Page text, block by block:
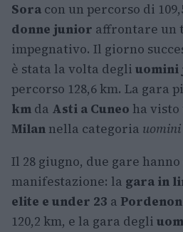
Sora con un percorso di
donne junior affrontare un
impegnativo. Il giorno
è stata la volta degli
percorso 128,6 km. La gara
km da Asti a Cuneo ha
Milan nella categoria uomini
Il 28 giugno, due gare
manifestazione: la gara in
elite e under 23 a
120,2 km, e la gara degli